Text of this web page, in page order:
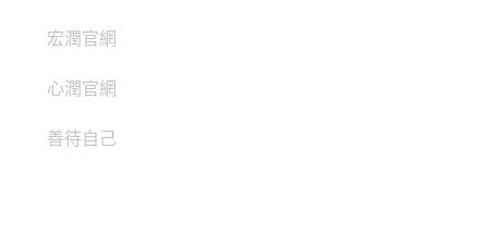
宏潤官網
心潤官網
善待自己